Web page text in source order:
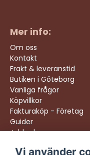
Mer info:
Om oss
Kontakt
Frakt & leveranstid
Butiken i Göteborg
Vanliga frågor
Köpvillkor
Fakturaköp - Företag
Guider
Jobba hos oss
Vi använder